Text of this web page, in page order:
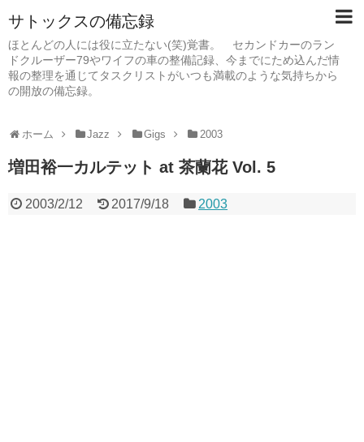
サトックスの備忘録
ほとんどの人には役に立たない(笑)覚書。 セカンドカーのラン
ドクルーザー79やワイフの車の整備記録、今までにため込んだ情
報の整理を通じてタスクリストがいつも満載のような気持ちから
の開放の備忘録。
ホーム Jazz Gigs 2003
増田裕一カルテット at 茶蘭花 Vol. 5
2003/2/12 2017/9/18 2003